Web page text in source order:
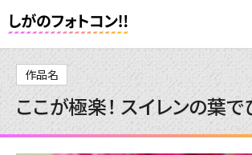
HOME
入賞作品
作品名
ここが極楽！ スイレンの葉